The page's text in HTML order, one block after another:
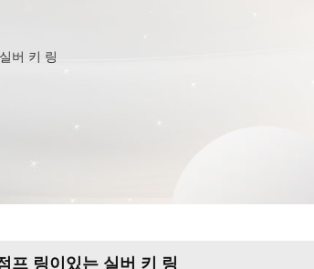
버 키 링
프 링이있는 실버 키 링